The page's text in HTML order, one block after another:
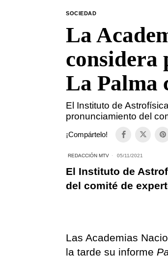
SOCIEDAD
La
La Palma
El Instituto de
pronunciamiento del
¡Compártelo!
REDACCIÓN MTV 05/11/2021
El Instituto de
del comité de
Las Academias
la tarde su informe